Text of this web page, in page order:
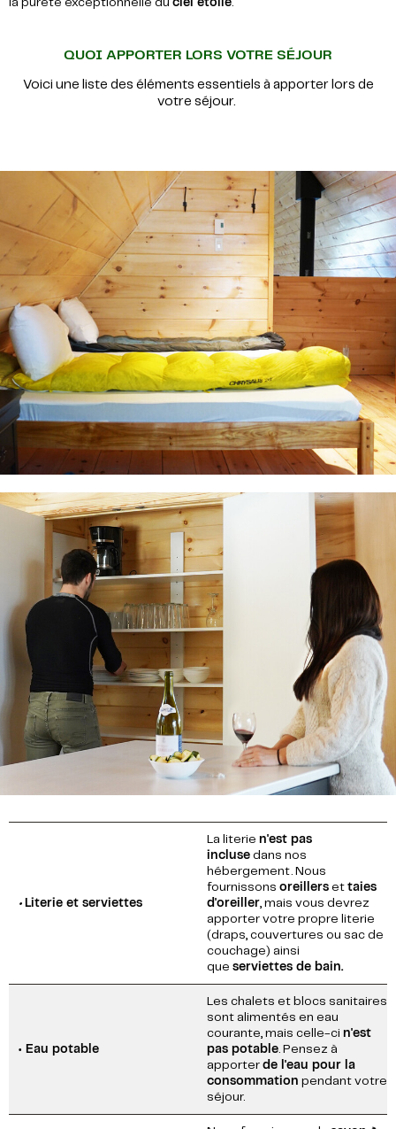
la pureté exceptionnelle du ciel étoilé.
QUOI APPORTER LORS VOTRE SÉJOUR
Voici une liste des éléments essentiels à apporter lors de
votre séjour.
• Literie et serviettes
La literie n'est pas
incluse dans nos
hébergement. Nous
fournissons oreillers et taies
d'oreiller, mais vous devrez
apporter votre propre literie
(draps, couvertures ou sac de
couchage) ainsi
que serviettes de bain.
• Eau potable
Les chalets et blocs sanitaires
sont alimentés en eau
courante, mais celle-ci n'est
pas potable. Pensez à
apporter de l'eau pour la
consommation pendant votre
séjour.